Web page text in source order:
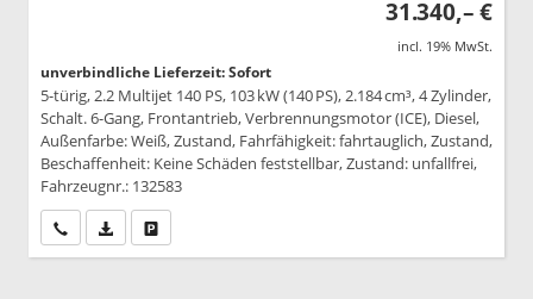
31.340,– €
incl. 19% MwSt.
unverbindliche Lieferzeit: Sofort
5-türig, 2.2 Multijet 140 PS, 103 kW (140 PS), 2.184 cm³, 4 Zylinder,
Schalt. 6-Gang, Frontantrieb, Verbrennungsmotor (ICE), Diesel,
Außenfarbe: Weiß, Zustand, Fahrfähigkeit: fahrtauglich, Zustand,
Beschaffenheit: Keine Schäden feststellbar, Zustand: unfallfrei,
Fahrzeugnr.: 132583
Wir rufen Sie anPDF-Datei, Fahrzeugexposé drucken